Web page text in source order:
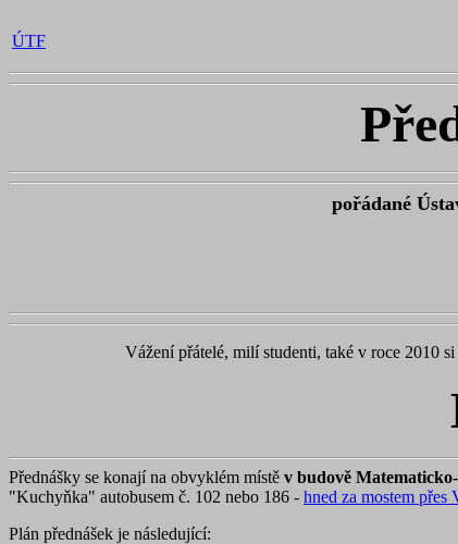
ÚTF
pořádané
Vážení přátelé, milí studenti, také v roce 2010
Přednášky se konají na obvyklém místě v budově
"Kuchyňka" autobusem č. 102 nebo 186 - hned za mostem přes
Plán přednášek je následující: